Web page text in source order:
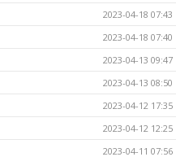
2023-04-18 07:43
2023-04-18 07:40
2023-04-13 09:47
2023-04-13 08:50
2023-04-12 17:35
2023-04-12 12:25
2023-04-11 07:56